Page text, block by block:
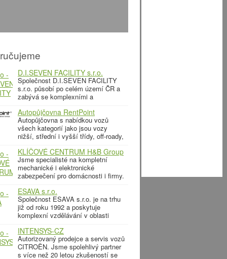
D.I.SEVEN FACILITY s.r.o.
Společnost D.I.SEVEN FACILITY
s.r.o. působí po celém území ČR a
zabývá se komplexními a
údržby budov. Náš facility
management a property
management Vám zaručí efektivní
chod budovy a dlouhodobě
náhradním plněním Vám umožní
Autopůjčovna RentPoint
Autopůjčovna s nabídkou vozů
všech kategorií jako jsou vozy
nižší, střední i vyšší třídy, off-roady,
minibusy. Firmám nabízíme
flexibilní pronájem vozů.
KLÍČOVÉ CENTRUM H&B Group
s. r. o.
Jsme specialisté na kompletní
mechanické i elektronické
zabezpečení pro domácnosti i firmy.
Váš byt, rodinný nebo bytový dům,
kancelář, školu, chatu, hotelový
komplex… nebo jakýkoliv jiný
objekt. V oboru působíme už 30 let
ESAVA s.r.o.
Společnost ESAVA s.r.o. je na trhu
již od roku 1992 a poskytuje
komplexní vzdělávání v oblasti
činností společnosti ESAVA – první
pomoc bez obav, je zajištění
školení a kurzů neodkladné první
pomoci, které jsou určeny pro
INTENSYS-CZ
Autorizovaný prodejce a servis vozů
CITROËN. Jsme spolehlivý partner
s více než 20 letou zkušeností se